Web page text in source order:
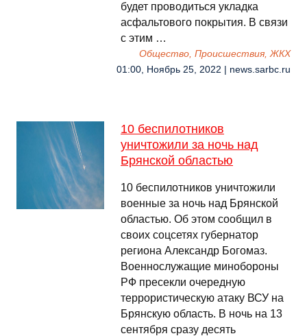
будет проводиться укладка
асфальтового покрытия. В связи
с этим …
Общество, Происшествия, ЖКХ
01:00, Ноябрь 25, 2022 | news.sarbc.ru
10 беспилотников
уничтожили за ночь над
Брянской областью
10 беспилотников уничтожили
военные за ночь над Брянской
областью. Об этом сообщил в
своих соцсетях губернатор
региона Александр Богомаз.
Военнослужащие минобороны
РФ пресекли очередную
террористическую атаку ВСУ на
Брянскую область. В ночь на 13
сентября сразу десять